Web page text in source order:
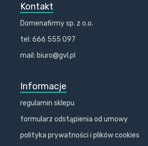
Kontakt
Domenafirmy sp. z o.o.
tel: 666 555 097
mail: biuro@gvl.pl
Informacje
regulamin sklepu
formularz odstąpienia od umowy
polityka prywatności i plików cookies